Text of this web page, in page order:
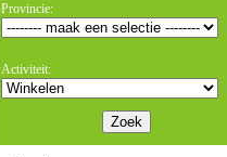
Provincie:
Activiteit: